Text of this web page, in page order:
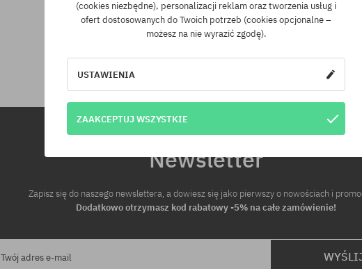
również obniżymy jego
Newsletter
Zapisz się do naszego newslettera, a dowiesz się jako pierwszy o nowościach i
Dodatkowo otrzymasz kod rabatowy -5% na całe zamówienie!
Twój adres e-mail
(cookies niezbędne), personalizacji reklam oraz tworzenia usług i
ofert dostosowanych do Twoich potrzeb (cookies opcjonalne –
możesz na nie wyrazić zgodę).
USTAWIENIA
ZAAKCEPTUJ WSZYSTKIE